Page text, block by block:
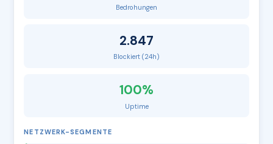
Bedrohungen
2.847
Blockiert (24h)
100%
Uptime
NETZWERK-SEGMENTE